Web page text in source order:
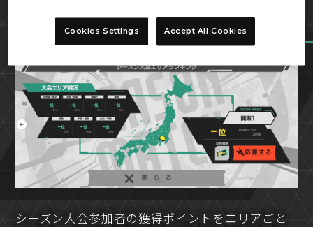
シーズン大会参加者の獲得ポイントをエリアごと
Cookies Settings Accept All Cookies